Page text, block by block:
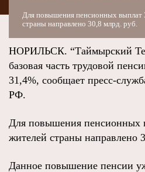
Для повышения пенсионных выплат
страны направлено 30,8 млрд. руб.
НОРИЛЬСК. “Таймырский
базовая часть трудовой
31,4%, сообщает пресс-
РФ.
Для повышения пенсионных
жителей страны направлено
Данное повышение пенсии